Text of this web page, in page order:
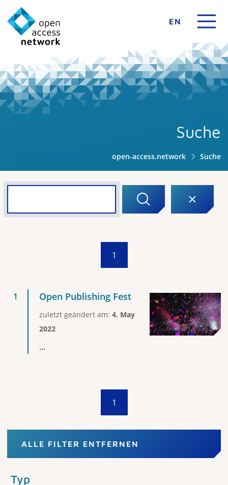
EN
Suche
open-access.network Suche
1
Open Publishing Fest
zuletzt geändert am: 4. May
2022
...
1
ALLE FILTER ENTFERNEN
Typ